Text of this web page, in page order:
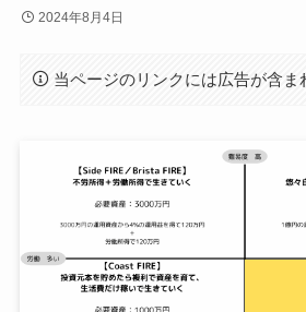
2024年8月4日
当ページのリンクには広告が含ま